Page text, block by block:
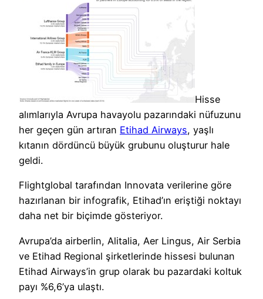
Hisse
alımlarıyla Avrupa havayolu pazarındaki nüfuzunu
her geçen gün artıran Etihad Airways, yaşlı
kıtanın dördüncü büyük grubunu oluşturur hale
geldi.
Flightglobal tarafından Innovata verilerine göre
hazırlanan bir infografik, Etihad’ın eriştiği noktayı
daha net bir biçimde gösteriyor.
Avrupa’da airberlin, Alitalia, Aer Lingus, Air Serbia
ve Etihad Regional şirketlerinde hissesi bulunan
Etihad Airways’in grup olarak bu pazardaki koltuk
payı %6,6’ya ulaştı.